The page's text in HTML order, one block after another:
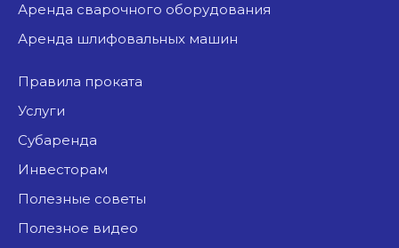
аренда сварочного оборудования
аренда шлифовальных машин
Правила проката
Услуги
Субаренда
Инвесторам
Полезные советы
Полезное видео